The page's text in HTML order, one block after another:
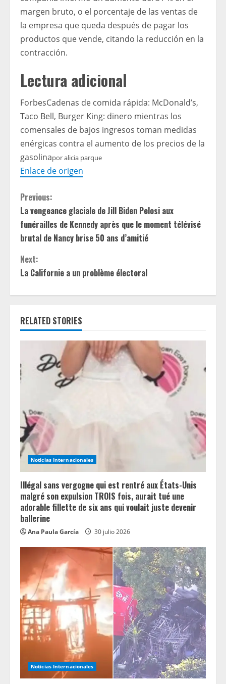
margen bruto, o el porcentaje de las ventas de
la empresa que queda después de pagar los
productos que vende, citando la reducción en la
contracción.
Lectura adicional
ForbesCadenas de comida rápida: McDonald’s,
Taco Bell, Burger King: dinero mientras los
comensales de bajos ingresos toman medidas
enérgicas contra el aumento de los precios de la
gasolinaporalicia parque
Enlace de origen
C
o
n
t
u
R
a
d
i
n
g
Previous:
La vengeance glaciale de Jill Biden Pelosi aux
funérailles de Kennedy après que le moment télévisé
brutal de Nancy brise 50 ans d’amitié
Next:
La Californie a un problème électoral
RELATED STORIES
Noticias Internacionales
Illégal sans vergogne qui est rentré aux États-Unis
malgré son expulsion TROIS fois, aurait tué une
adorable fillette de six ans qui voulait juste devenir
ballerine
Ana Paula García 30 julio 2026
Noticias Internacionales